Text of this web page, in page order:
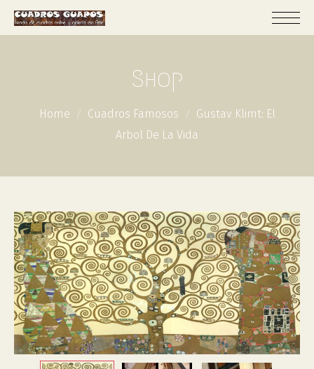
Shop
Home Cuadros Famosos
Gustav Klimt: El
Arbol De La Vida